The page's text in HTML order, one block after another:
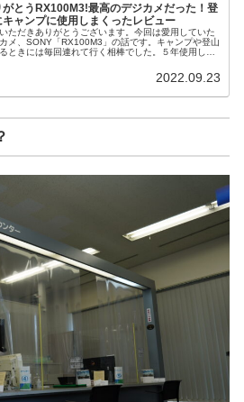
がとうRX100M3!最高のデジカメだった！登
キャンプに使用しまくったレビュー
ただきありがとうございます。今回は愛用していた
メ、SONY「RX100M3」の話です。キャンプや登山
ときには毎回連れて行く相棒でした。５年使用して
2022.09.23